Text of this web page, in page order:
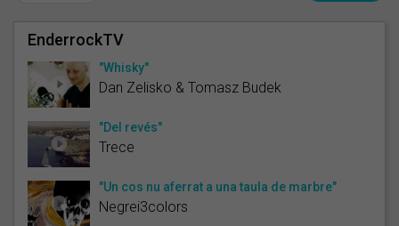
EnderrockTV
"Whisky"
Dan Zelisko & Tomasz Budek
"Del revés"
Trece
"Un cos nu aferrat a una taula de marbre"
Negrei3colors